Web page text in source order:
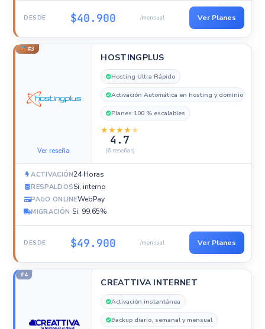
DESDE $40.900 /mensual Ver Planes
#3
Ver reseña
HOSTINGPLUS
Hosting Ultra Rápido
Activación Automática en hosting y dominio
Planes 100 % escalables
ACTIVACIÓN24 Horas
RESPALDOSSi, interno
PAGO ONLINEWebPay
MIGRACIÓN Si, 99.65%
★★★★★
4.7
(6 reseñas)
DESDE $49.900 /mensual Ver Planes
#4
CREATTIVA INTERNET
Activación instantánea
Backup diario, semanal y mensual